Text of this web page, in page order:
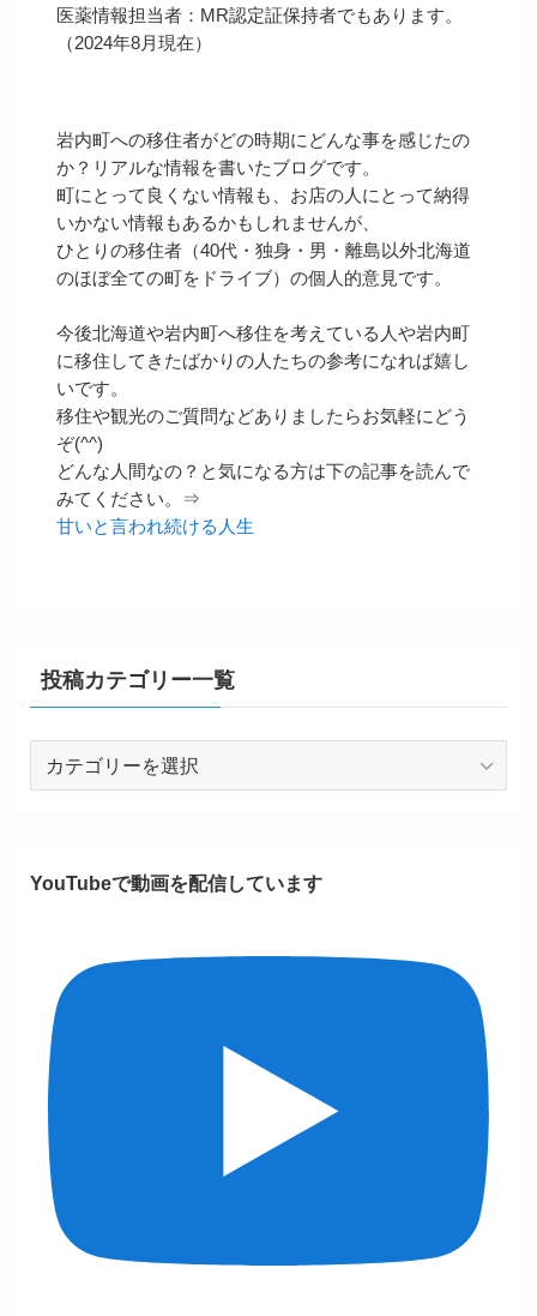
医薬情報担当者：MR認定証保持者でもあります。
（2024年8月現在）
岩内町への移住者がどの時期にどんな事を感じたの
か？リアルな情報を書いたブログです。
町にとって良くない情報も、お店の人にとって納得
いかない情報もあるかもしれませんが、
ひとりの移住者（40代・独身・男・離島以外北海道
のほぼ全ての町をドライブ）の個人的意見です。
今後北海道や岩内町へ移住を考えている人や岩内町
に移住してきたばかりの人たちの参考になれば嬉し
いです。
移住や観光のご質問などありましたらお気軽にどう
ぞ(^^)
どんな人間なの？と気になる方は下の記事を読んで
みてください。⇒
甘いと言われ続ける人生
投稿カテゴリー一覧
ゴ
YouTubeで動画を配信しています